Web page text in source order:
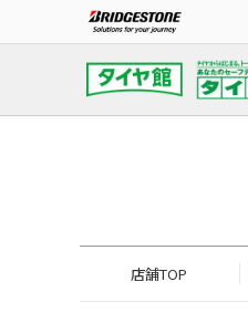
店舗TOP